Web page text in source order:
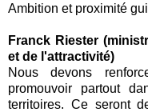
Ambition et proximité
Franck Riester
et de l'attractivité)
Nous devons
promouvoir partout
territoires. Ce seront